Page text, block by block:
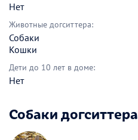
Нет
Животные догситтера:
Собаки
Кошки
Дети до 10 лет в доме:
Нет
Собаки догситтера